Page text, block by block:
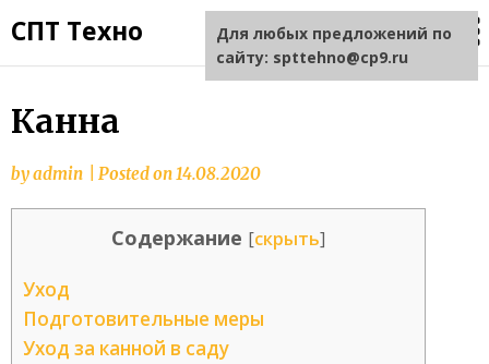
СПТ Техно
Канна
byadmin Posted on14.08.2020
Содержание [скрыть]
Уход
Подготовительные меры
Уход за канной в саду
Для любых предложений по
сайту: spttehno@cp9.ru